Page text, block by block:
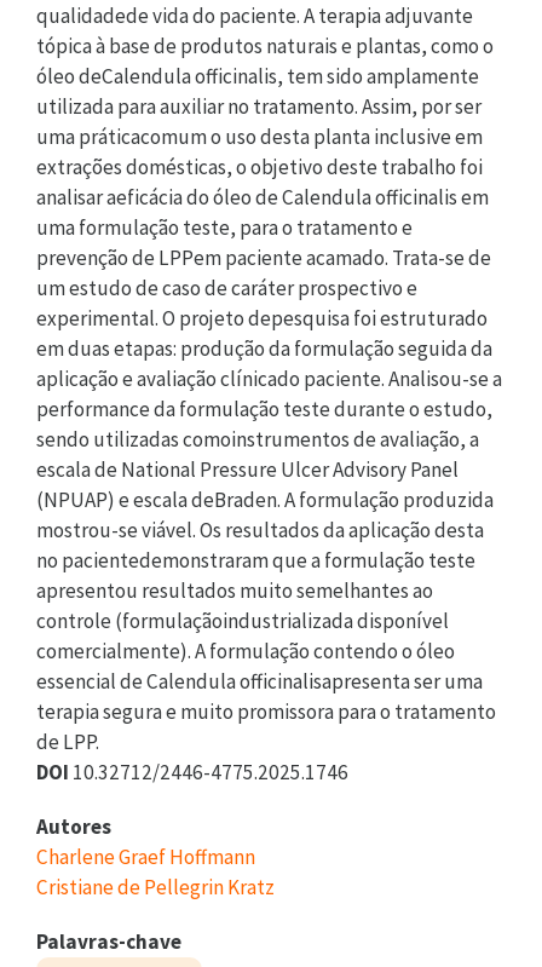
qualidadede vida do paciente. A terapia adjuvante
tópica à base de produtos naturais e plantas, como o
óleo deCalendula officinalis, tem sido amplamente
utilizada para auxiliar no tratamento. Assim, por ser
uma práticacomum o uso desta planta inclusive em
extrações domésticas, o objetivo deste trabalho foi
analisar aeficácia do óleo de Calendula officinalis em
uma formulação teste, para o tratamento e
prevenção de LPPem paciente acamado. Trata-se de
um estudo de caso de caráter prospectivo e
experimental. O projeto depesquisa foi estruturado
em duas etapas: produção da formulação seguida da
aplicação e avaliação clínicado paciente. Analisou-se a
performance da formulação teste durante o estudo,
sendo utilizadas comoinstrumentos de avaliação, a
escala de National Pressure Ulcer Advisory Panel
(NPUAP) e escala deBraden. A formulação produzida
mostrou-se viável. Os resultados da aplicação desta
no pacientedemonstraram que a formulação teste
apresentou resultados muito semelhantes ao
controle (formulaçãoindustrializada disponível
comercialmente). A formulação contendo o óleo
essencial de Calendula officinalisapresenta ser uma
terapia segura e muito promissora para o tratamento
de LPP.
DOI 10.32712/2446-4775.2025.1746
Autores
Charlene Graef Hoffmann
Cristiane de Pellegrin Kratz
Palavras-chave